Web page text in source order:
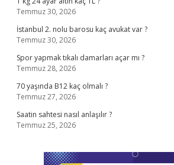
Temmuz 30, 2026
İstanbul 2. nolu barosu kaç avukat var ?
Temmuz 30, 2026
Spor yapmak tıkalı damarları açar mı ?
Temmuz 28, 2026
70 yaşında B12 kaç olmalı ?
Temmuz 27, 2026
Saatin sahtesi nasıl anlaşılır ?
Temmuz 25, 2026